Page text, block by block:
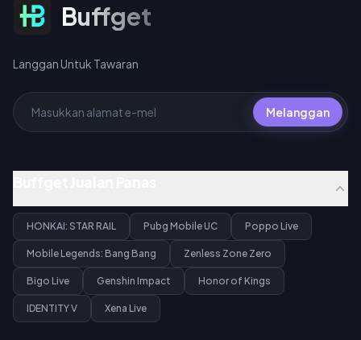
Langgan Untuk Tawaran
Buffget
Langgan Untuk Tawaran
Melanggan
HONKAI: STAR RAIL Pubg Mobile UC Poppo Live
Mobile Legends: Bang Bang Zenless Zone Zero
Bigo Live Genshin Impact Honor of Kings
IDENTITY V Xena Live